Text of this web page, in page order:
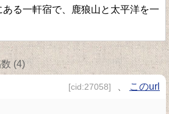
ある一軒宿で、鹿狼山と太平洋を一
(4)
[cid:27058] このurl